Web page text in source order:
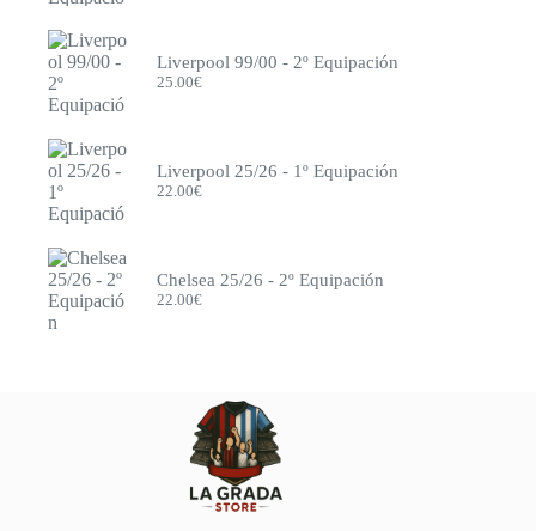
Juventus
Leeds
Levante
Lille
Liverpool
Mallorca
Manchester City
Manchester United
México
Milán
Mónaco
Monterrey
Napoli
Newcastle
Nottingham Forest
Olympique de Marsella
Liverpool 99/00 - 2º Equipación
25.00€
Liverpool 25/26 - 1º Equipación
22.00€
Chelsea 25/26 - 2º Equipación
22.00€